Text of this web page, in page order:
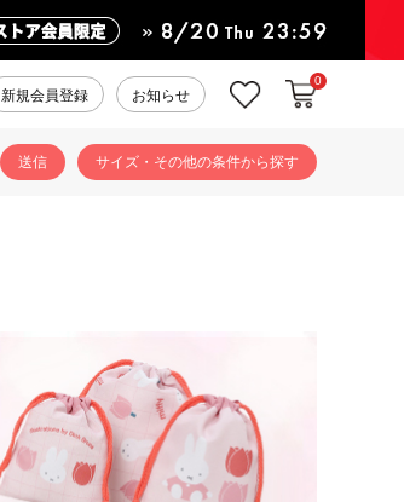
新規会員登録 お知らせ お気に入りカートに入
0
サイズ・その他の条件から探す